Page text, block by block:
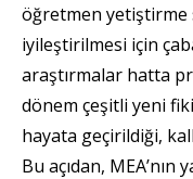
öğretmen yetiştirme
iyileştirilmesi için
araştırmalar hatta
dönem çeşitli yeni
hayata geçirildiği,
Bu açıdan, MEA’nın